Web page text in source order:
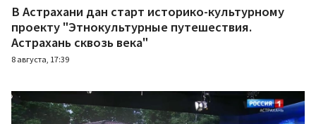
В Астрахани дан старт историко-культурному
проекту "Этнокультурные путешествия.
Астрахань сквозь века"
8 августа, 17:39